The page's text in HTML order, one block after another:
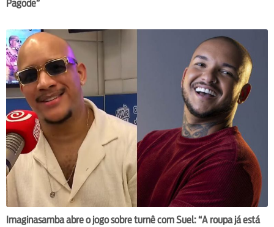
Pagode”
Imaginasamba abre o jogo sobre turnê com Suel: “A roupa já está